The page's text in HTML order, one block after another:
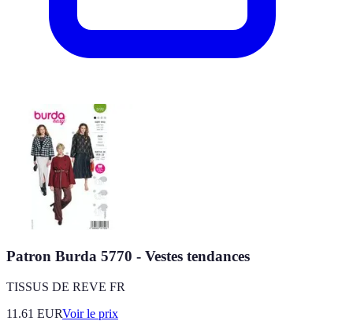
Patron Burda 5770 - Vestes tendances
TISSUS DE REVE FR
11.61 EURVoir le prix